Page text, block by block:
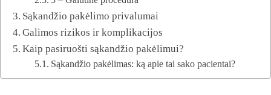
Sąkandžio pakėlimo privalumai
Galimos rizikos ir komplikacijos
Kaip pasiruošti sąkandžio pakėlimui?
Sąkandžio pakėlimas: ką apie tai sako pacientai?